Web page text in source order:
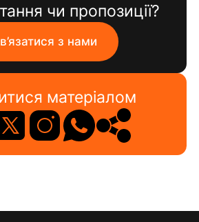
чи пропозиції?
з нами
матеріалом